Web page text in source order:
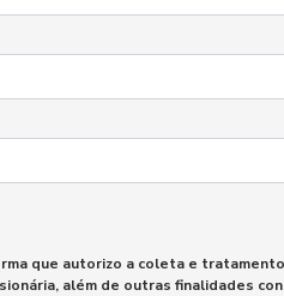
que autorizo a coleta e
além de outras finalidades